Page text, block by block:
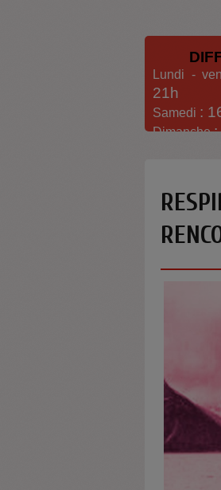
Lundi -
21h
Samedi :
Dimanche: